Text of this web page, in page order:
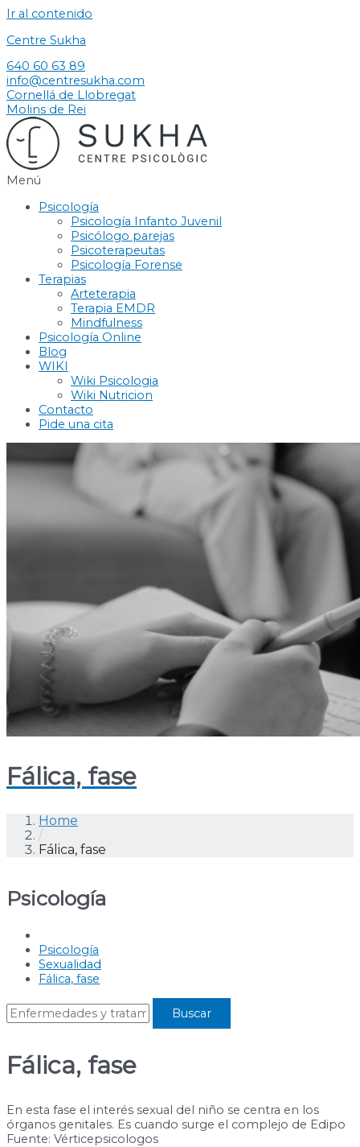
Ir al contenido
Centre Sukha
640 60 63 89
info@centresukha.com
Cornellá de Llobregat
Molins de Rei
Menú
Psicología
Psicología Infanto Juvenil
Psicólogo parejas
Psicoterapeutas
Psicología Forense
Terapias
Arteterapia
Terapia EMDR
Mindfulness
Psicología Online
Blog
WIKI
Wiki Psicologia
Wiki Nutricion
Contacto
Pide una cita
Fálica, fase
Home
/
Fálica, fase
Psicología
Psicología
Sexualidad
Fálica, fase
Fálica, fase
En esta fase el interés sexual del niño se centra en los
órganos genitales. Es cuando surge el complejo de Edipo
Fuente: Vérticepsicologos